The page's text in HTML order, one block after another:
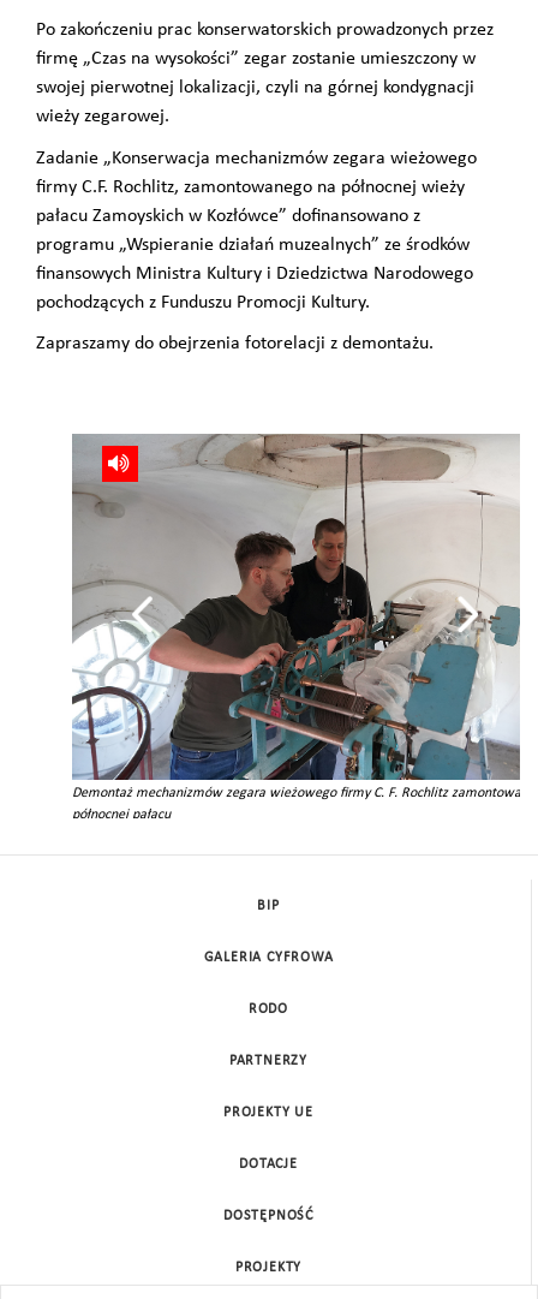
Po zakończeniu prac konserwatorskich prowadzonych przez
firmę „Czas na wysokości” zegar zostanie umieszczony w
swojej pierwotnej lokalizacji, czyli na górnej kondygnacji
wieży zegarowej.
Zadanie „Konserwacja mechanizmów zegara wieżowego
firmy C.F. Rochlitz, zamontowanego na północnej wieży
pałacu Zamoyskich w Kozłówce” dofinansowano z
programu „Wspieranie działań muzealnych” ze środków
finansowych Ministra Kultury i Dziedzictwa Narodowego
pochodzących z Funduszu Promocji Kultury.
Zapraszamy do obejrzenia fotorelacji z demontażu.
Demontaż mechanizmów zegara wieżowego firmy C. F. Rochlitz
północnej pałacu
BIP
GALERIA CYFROWA
RODO
PARTNERZY
PROJEKTY UE
DOTACJE
DOSTĘPNOŚĆ
PROJEKTY